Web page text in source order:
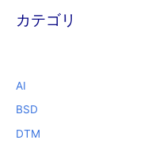
カテゴリ
AI
BSD
DTM